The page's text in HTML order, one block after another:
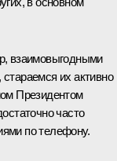
взаимовыгодными
их активно
Президентом
часто
по телефону.